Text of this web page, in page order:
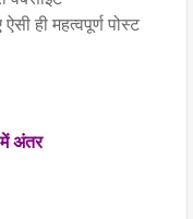
ही महत्वपूर्ण पोस्ट
में अंतर